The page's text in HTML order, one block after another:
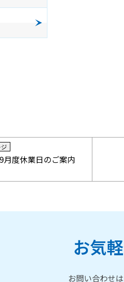
月度休業日のご案内
お気
お問い合わせ